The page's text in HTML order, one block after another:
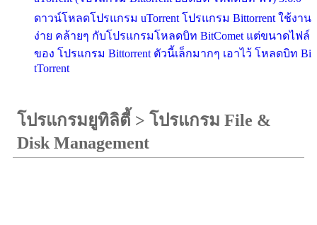
ดาวน์โหลดโปรแกรม uTorrent โปรแกรม Bittorrent ใช้งาน
ง่าย คล้ายๆ กับโปรแกรมโหลดบิท BitComet แต่ขนาดไฟล์
ของ โปรแกรม Bittorrent ตัวนี้เล็กมากๆ เอาไว้ โหลดบิท Bi
tTorrent
โปรแกรมยูทิลิตี้ > โปรแกรม File &
Disk Management